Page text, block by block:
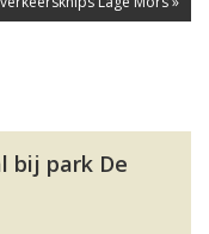
bij park De